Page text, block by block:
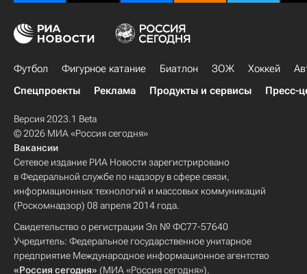
Футбол Фигурное катание Биатлон ЗОЖ Хоккей
Спецпроекты
Реклама Продукты и сервисы Пресс-
Версия 2023.1 Beta
© 2026 МИА «Россия сегодня»
Вакансии
Сетевое издание РИА Новости зарегистрировано
в Федеральной службе по надзору в сфере связи,
информационных технологий и массовых коммуникаций
(Роскомнадзор) 08 апреля 2014 года.
Свидетельство о регистрации Эл № ФС77-57640
Учредитель: Федеральное государственное унитарное
предприятие Международное информационное агентство
«Россия сегодня» (МИА «Россия сегодня»).